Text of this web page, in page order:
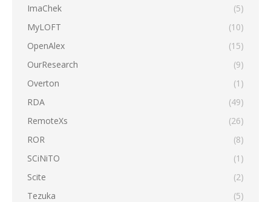
ImaChek
(5)
MyLOFT
(10)
OpenAlex
(15)
OurResearch
(9)
Overton
(1)
RDA
(49)
RemoteXs
(26)
ROR
(8)
SCiNiTO
(1)
Scite
(2)
Tezuka
(5)